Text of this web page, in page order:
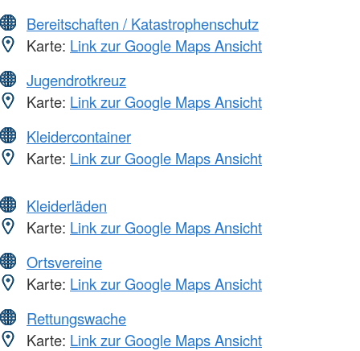
Bereitschaften / Katastrophenschutz
Karte: Link zur Google Maps Ansicht
Jugendrotkreuz
Karte: Link zur Google Maps Ansicht
Kleidercontainer
Karte: Link zur Google Maps Ansicht
Kleiderläden
Karte: Link zur Google Maps Ansicht
Ortsvereine
Karte: Link zur Google Maps Ansicht
Rettungswache
Karte: Link zur Google Maps Ansicht